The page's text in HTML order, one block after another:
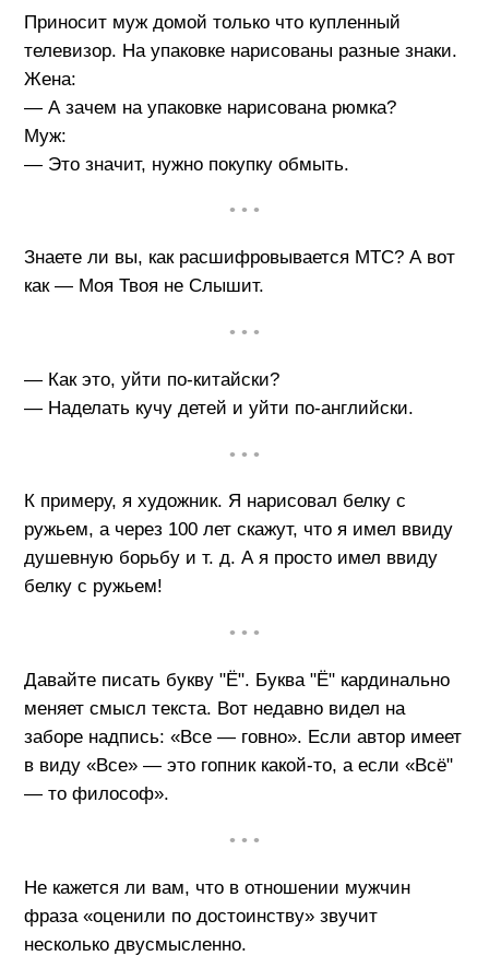
Приносит муж домой только что купленный
телевизор. На упаковке нарисованы разные знаки.
Жена:
— А зачем на упаковке нарисована рюмка?
Муж:
— Это значит, нужно покупку обмыть.
• • •
Знаете ли вы, как расшифровывается МТС? А вот
как — Моя Твоя не Слышит.
• • •
— Как это, уйти по-китайски?
— Наделать кучу детей и уйти по-английски.
• • •
К примеру, я художник. Я нарисовал белку с
ружьем, а через 100 лет скажут, что я имел ввиду
душевную борьбу и т. д. А я просто имел ввиду
белку с ружьем!
• • •
Давайте писать букву "Ё". Буква "Ё" кардинально
меняет смысл текста. Вот недавно видел на
заборе надпись: «Все — говно». Если автор имеет
в виду «Все» — это гопник какой-то, а если «Всё"
— то философ».
• • •
Не кажется ли вам, что в отношении мужчин
фраза «оценили по достоинству» звучит
несколько двусмысленно.